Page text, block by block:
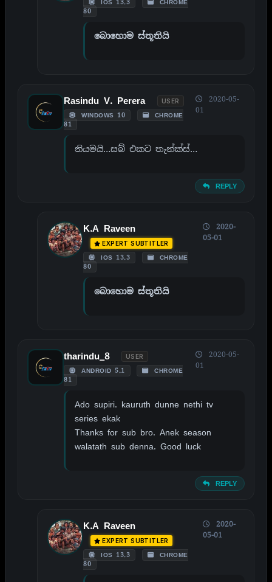
IOS 13.3
CHROME
80
බොහොම ස්තූතියි
Rasindu V. Perera USER
WINDOWS 10
CHROME
81
2020-05-
01
නියමයි…සබ් එකට තැන්ක්ස්…
REPLY
K.A Raveen
EXPERT SUBTITLER
IOS 13.3
CHROME
80
2020-
05-01
බොහොම ස්තූතියි
tharindu_8 USER
ANDROID 5.1
CHROME
81
2020-05-
01
Ado supiri. kauruth dunne nethi tv
series ekak
Thanks for sub bro. Anek season
walatath sub denna. Good luck
REPLY
K.A Raveen
EXPERT SUBTITLER
IOS 13.3
CHROME
80
2020-
05-01